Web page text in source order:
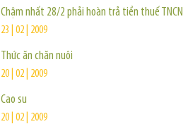
Chậm nhất 28/2 phải hoàn trả tiền thuế TNCN
23 | 02 | 2009
Thức ăn chăn nuôi
20 | 02 | 2009
Cao su
20 | 02 | 2009